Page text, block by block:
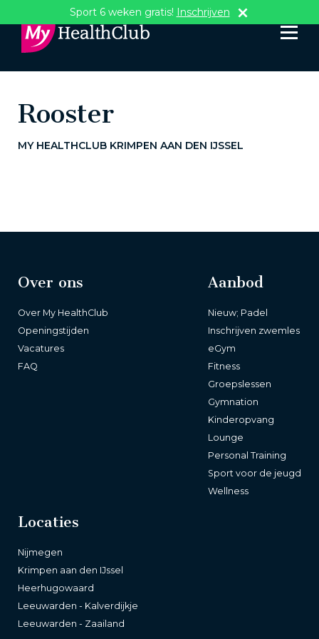
Sport 6 weken gratis! Inschrijven
Rooster
MY HEALTHCLUB KRIMPEN AAN DEN IJSSEL
Over ons
Over My HealthClub
Openingstijden
Vacatures
FAQ
Aanbod
Nieuw; Padel
Inschrijven zwemles
eGym
Fitness
Groepslessen
Gymnation
Kinderopvang
Lounge
Personal Training
Sport voor de jeugd
Wellness
Locaties
Nijmegen
Krimpen aan den IJssel
Heerhugowaard
Leeuwarden - Kalverdijkje
Leeuwarden - Zaailand